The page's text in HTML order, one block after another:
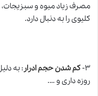
مصرف زیاد میوه و
کلیوی را به دنبال دارد.
۳- کم شدن حجم ادرار: به
روزه داری و ….